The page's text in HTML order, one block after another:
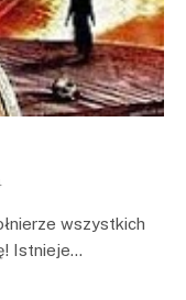
wszystkich
Istnieje…